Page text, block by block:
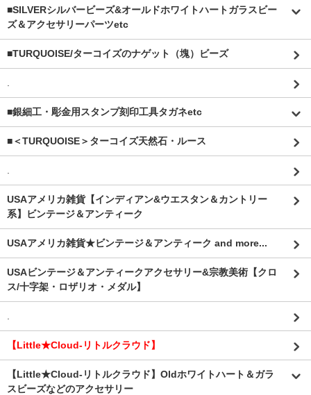
■SILVERシルバービーズ&オールドホワイトハートガラスビー
ズ＆アクセサリーパーツetc
■TURQUOISE/ターコイズのナゲット（塊）ビーズ
.
■銀細工・彫金用スタンプ刻印工具タガネetc
■＜TURQUOISE＞ターコイズ天然石・ルース
.
USAアメリカ雑貨【インディアン&ウエスタン＆カントリー
系】ビンテージ＆アンティーク
USAアメリカ雑貨★ビンテージ＆アンティーク and more...
USAビンテージ＆アンティークアクセサリー&宗教美術【クロ
ス/十字架・ロザリオ・メダル】
.
【Little★Cloud-リトルクラウド】
【Little★Cloud-リトルクラウド】Oldホワイトハート＆ガラ
スビーズなどのアクセサリー